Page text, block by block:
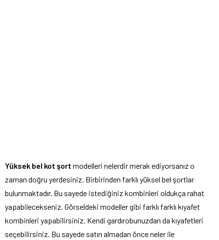
Yüksek bel kot şort modelleri nelerdir merak ediyorsanız o
zaman doğru yerdesiniz. Birbirinden farklı yüksel bel şortlar
bulunmaktadır. Bu sayede istediğiniz kombinleri oldukça rahat
yapabilecekseniz. Görseldeki modeller gibi farklı farklı kıyafet
kombinleri yapabilirsiniz. Kendi gardırobunuzdan da kıyafetleri
seçebilirsiniz. Bu sayede satın almadan önce neler ile